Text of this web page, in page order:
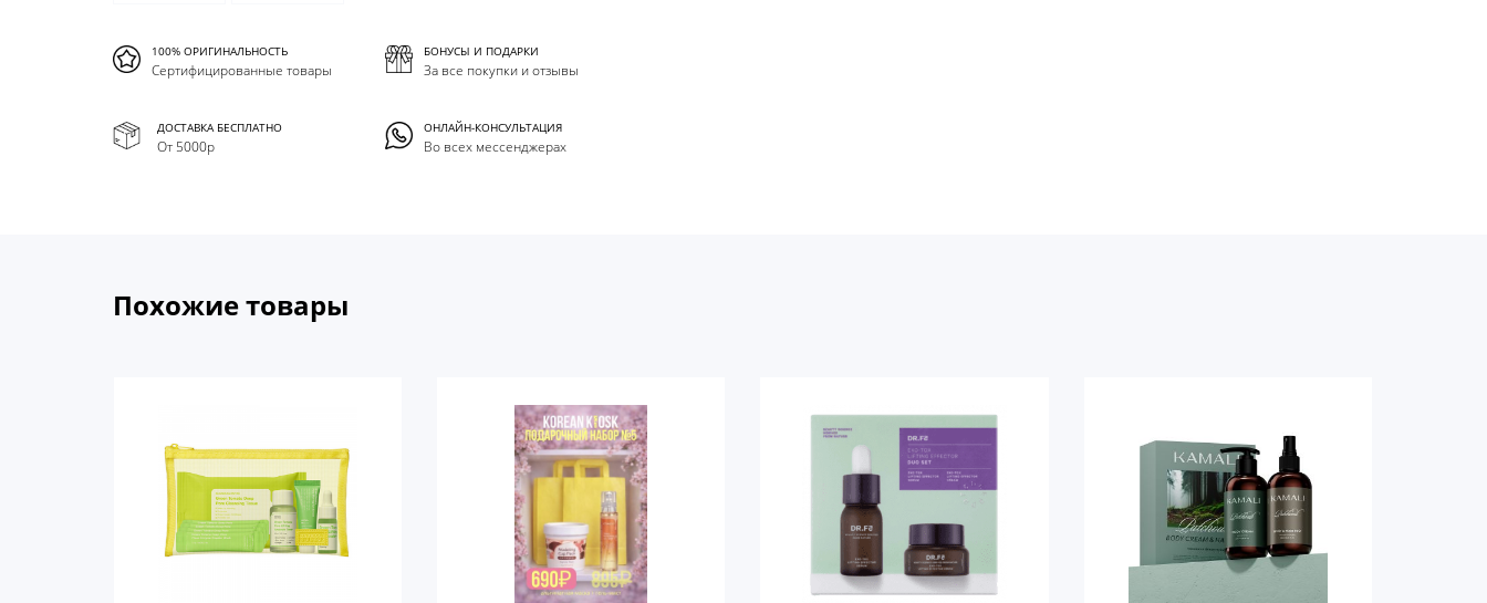
100% ОРИГИНАЛЬНОСТЬ
Сертифицированные товары
БОНУСЫ И ПОДАРКИ
За все покупки и отзывы
ДОСТАВКА БЕСПЛАТНО
От 5000р
ОНЛАЙН-КОНСУЛЬТАЦИЯ
Во всех мессенджерах
Похожие товары